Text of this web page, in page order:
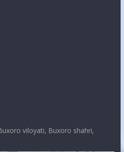
viloyati, Buxoro shahri,